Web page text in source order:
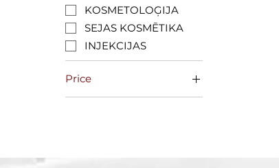
KOSMETOLOĢIJA
SEJAS KOSMĒTIKA
INJEKCIJAS
Price